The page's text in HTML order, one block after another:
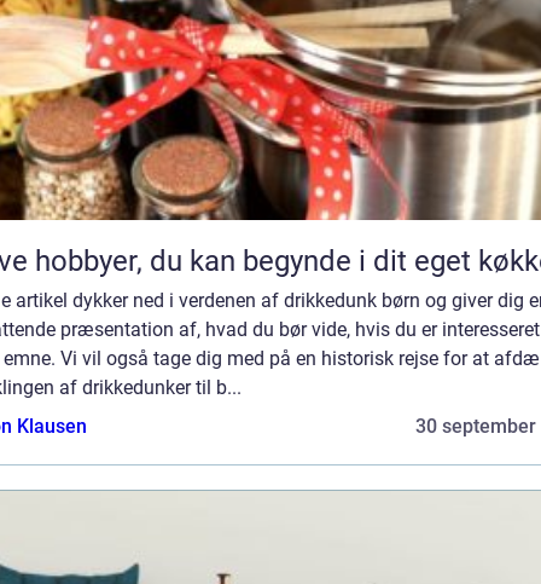
hobbyer, du kan begynde i dit eget
artikel dykker ned i verdenen af drikkedunk børn og giver dig
præsentation af, hvad du bør vide, hvis du er
emne. Vi vil også tage dig med på en historisk rejse for at
af drikkedunker til b...
Klausen
30 september